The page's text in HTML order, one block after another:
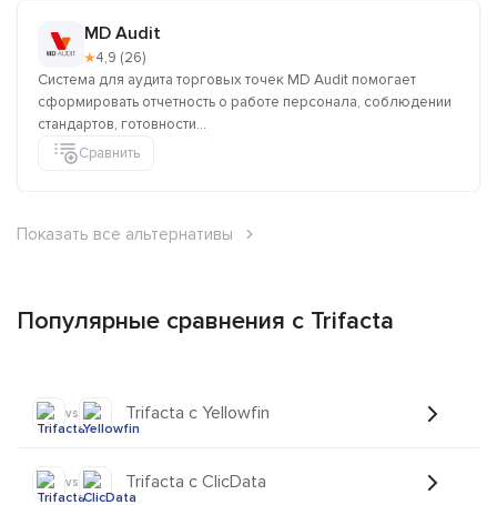
MD Audit
★4,9 (26)
Система для аудита торговых точек MD Audit помогает
сформировать отчетность о работе персонала, соблюдении
стандартов, готовности...
Сравнить
Показать все альтернативы
Популярные сравнения с Trifacta
vs Trifacta с Yellowfin
vs Trifacta с ClicData